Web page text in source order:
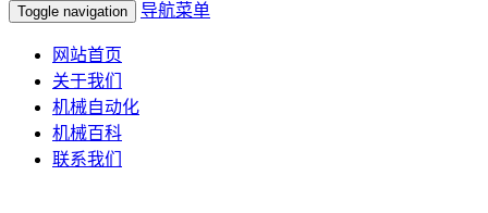
Toggle navigation 导航菜单
网站首页
关于我们
机械自动化
机械百科
联系我们